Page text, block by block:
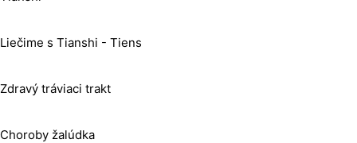
Liečime s Tianshi - Tiens
Zdravý tráviaci trakt
Choroby žalúdka